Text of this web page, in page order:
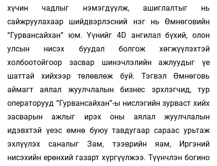
хүчин чадлыг нэмэгдүүлж, ашиглалтыг нь
сайжруулахаар шийдвэрлэсний нэг нь Өмнөговийн
“Гурвансайхан” юм. Үүнийг 4D ангилал бүхий, олон
улсын нисэх буудал болгож хөгжүүлэхтэй
холбоотойгоор засвар шинэчлэлийн ажлуудыг үе
шаттай хийхээр төлөвлөж буй. Тэгвэл Өмнөговь
аймагт аялал жуулчлалын бизнес эрхлэгчид, тур
операторууд “Гурвансайхан”-ы нислэгийн зурваст хийх
засварын ажлыг ирэх оны аялал жуулчлалын
идэвхтэй үеэс өмнө буюу тавдугаар сараас урьтаж
эхлүүлэх саналыг Зам, тээврийн яам, Иргэний
нисэхийн ерөнхий газарт хүргүүлжээ. Түүнчлэн богино